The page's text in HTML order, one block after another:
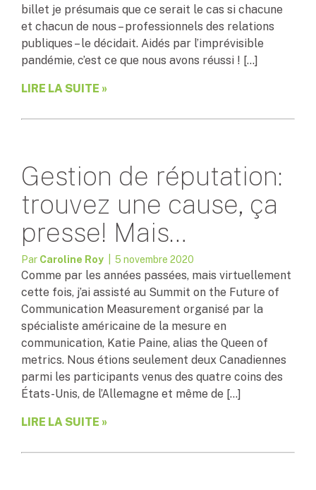
billet je présumais que ce serait le cas si chacune
et chacun de nous – professionnels des relations
publiques – le décidait. Aidés par l’imprévisible
pandémie, c’est ce que nous avons réussi ! […]
LIRE LA SUITE »
Gestion de réputation:
trouvez une cause, ça
presse! Mais…
Par Caroline Roy | 5 novembre 2020
Comme par les années passées, mais virtuellement
cette fois, j’ai assisté au Summit on the Future of
Communication Measurement organisé par la
spécialiste américaine de la mesure en
communication, Katie Paine, alias the Queen of
metrics. Nous étions seulement deux Canadiennes
parmi les participants venus des quatre coins des
États-Unis, de l’Allemagne et même de […]
LIRE LA SUITE »